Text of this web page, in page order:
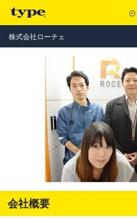
株式会社ローチェ
会社概要